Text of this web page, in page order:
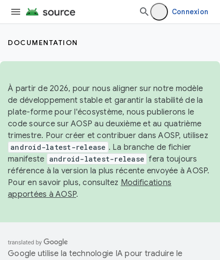
Connexion
DOCUMENTATION
À partir de 2026, pour nous aligner sur notre modèle
de développement stable et garantir la stabilité de la
plate-forme pour l'écosystème, nous publierons le
code source sur AOSP au deuxième et au quatrième
trimestre. Pour créer et contribuer dans AOSP, utilisez
android-latest-release . La branche de fichier
manifeste android-latest-release fera toujours
référence à la version la plus récente envoyée à AOSP.
Pour en savoir plus, consultez Modifications
apportées à AOSP.
Google utilise la technologie IA pour traduire le